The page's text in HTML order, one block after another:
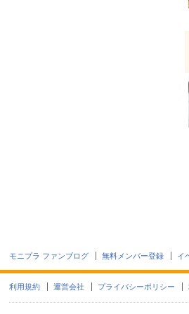
モニプラ ファンブログ 無料メンバー登録 イ
利用規約 運営会社 プライバシーポリシー